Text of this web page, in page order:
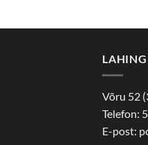
Võru 52
Telefon:
E-post: